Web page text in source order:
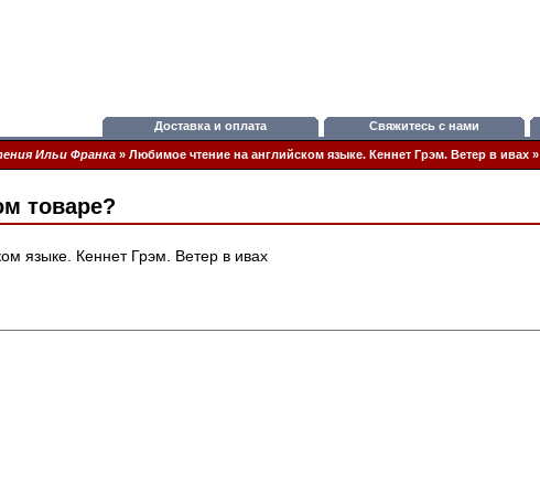
Доставка и оплата Свяжитесь с нами
Ильи Франка » Любимое чтение на английском языке. Кеннет Грэм. Ветер в ивах »
товаре?
языке. Кеннет Грэм. Ветер в ивах